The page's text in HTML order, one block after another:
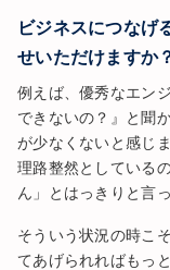
ビジネスにつなげ
せいただけますか
例えば、優秀なエン
できないの？』と聞
が少なくないと感じま
理路整然としている
ん」とはっきりと言
そういう状況の時こ
てあげられればもっ